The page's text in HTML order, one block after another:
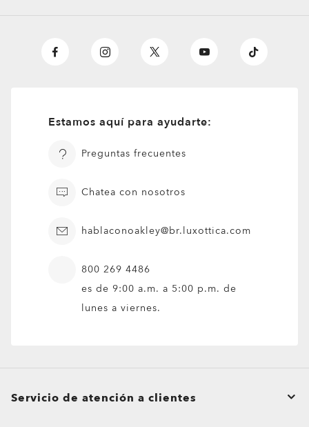
Estamos aquí para ayudarte:
Preguntas frecuentes
Chatea con nosotros
hablaconoakley@br.luxottica.com
800 269 4486
es de 9:00 a.m. a 5:00 p.m. de
lunes a viernes.
Servicio de atención a clientes